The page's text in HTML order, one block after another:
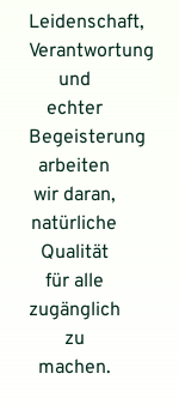
Leidenschaft,
Verantwortung
und
echter
Begeisterung
arbeiten
wir daran,
natürliche
Qualität
für alle
zugänglich
zu
machen.